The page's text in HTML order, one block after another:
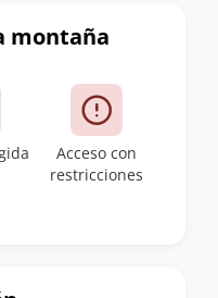
montaña
Acceso con
restricciones